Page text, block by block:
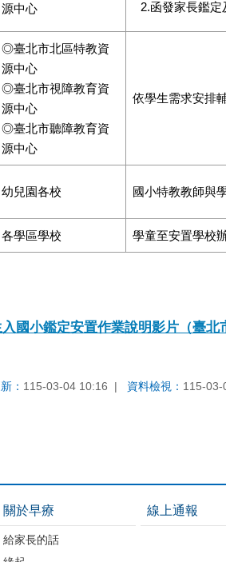
源中心
2.函發家長鑑定
◎臺北市北區特教資
源中心
◎臺北市視障教育資
源中心
◎臺北市聽障教育資
源中心
依學生需求安排
幼兒園各校 國小特教教師與
各學區學校 學童至安置學校
國小鑑定安置作業說明影片（臺北
： 115-03-04 10:16 資料檢視： 115-03-
關於早療
給家長的話
線上通報